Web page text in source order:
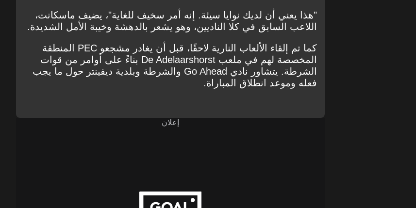
"هذا يعني أن لديك نوايا سيئة. إنه أمر سخيف للغاية"، يضيف ماسكانت،
اللاعب السابق في كلا الناديين، وهو يشعر بالدهشة وخيبة الأمل الشديدة.
كما تم إلقاء الألعاب النارية لاحقًا، قبل أن يغادر مشجعو PEC المنطقة
المخصصة لهم في ملعب De Adelaarshorst بناءً على أوامر من قوات
الشرطة. يتشاور نادي Go Ahead والشرطة وبلدية ديفينتر حول ما يجب
فعله وموعد انطلاق المباراة.
إعلان